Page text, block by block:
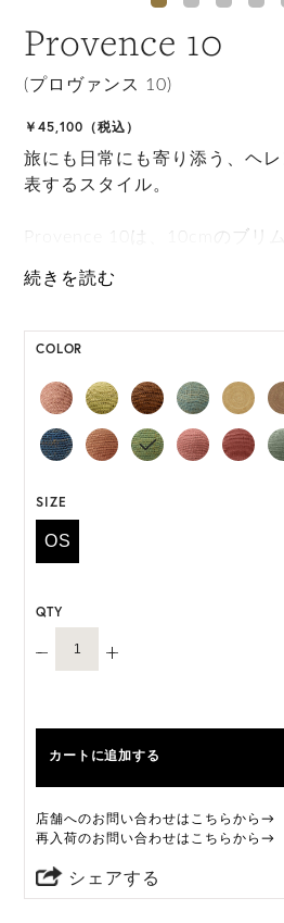
Provence 10
(プロヴァンス 10)
￥45,100（税込）
旅にも日常にも寄り添う、ヘ
表するスタイル。
Provence 10は、10cmのブリ
ンジと携帯性を備え、サイズ調
れたネオプレンバンドが特徴
な手法で収穫されたマダガス
18,000以上のステッチで編み
を要します。職人がひとつひ
上げられています。
「Provence 10」は一部仕様が
オーダーをいただいたタイミ
ずれかの商品のお届けになり
ONE SIZE展開の商品:ONE
M, L 展開の商品:M 57.5cm, L
*天然素材を用いたハンドメイ
には個体差がございます。
HAT BOX(有償 GIFT BOX）対
COLOR
SIZE
OS
QTY
カートに追加する
店舗へのお問い合わせはこちらから→
再入荷のお問い合わせはこちらから→
シェアする